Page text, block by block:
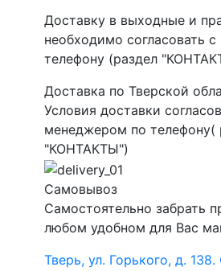
Доставку в выходные и
необходимо согласовать
телефону (раздел
Доставка по Тверской
Условия доставки
менеджером по телефону(
"КОНТАКТЫ")
Самовывоз
Самостоятельно забрать
любом удобном для Вас
Тверь, ул. Горького, д.